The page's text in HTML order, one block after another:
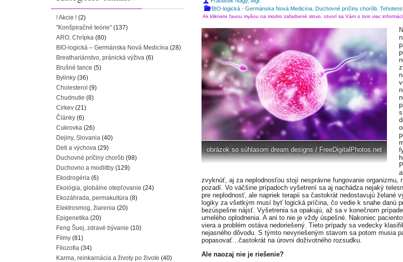
BIO-logická - Germánska Nová Medicína, Duchovné príčiny chorôb,
Ak kliknete ľavou myšou na modro zafarbené slovo, otvorí sa Vám o tom viac
obrázok so súhlasom dream designs / FreeDigitalPhotos.net
zvyknúť, aj za neplodnosťou stojí nesprávne fungovanie organizmu,
pozadí. Vo väčšine prípadoch vyšetrení sa aj nachádza nejaký
pre neplodnosť, ale napriek terapii sa častokrát nedostavujú želané
logiky za všetkým musí byť logická príčina, čo vedie k snahe danú
bezúspešne nájsť. Vyšetrenia sa opakujú, až sa v konečnom
umelého oplodnenia. A ani to nie je vždy úspešné. Nakoniec
viera a problém ostáva nedoriešený. Tieto prípady sa vedecky
nejasného dôvodu. S týmto nevyriešeným stavom sa potom musia
popasovať…častokrát na úrovni doživotného rozsudku.
Ale naozaj nie je riešenie?
! Akcie ! (2)
"Konšpiračné teórie" (137)
ARO, Chrípka (80)
BIO-logická – Germánska Nová Medicína (28)
Breathariánstvo, pránická výživa (6)
Brušné tance (5)
Bylinky (36)
Cholesterol (9)
Chudnutie (8)
Cirkev (21)
Články (6)
Cukrovka (26)
Dejiny, Slovania (40)
Deti a výchova (29)
Duchovné príčiny chorôb (98)
Duchovno a modlitby (129)
Ekodrogéria (6)
Ekológia, globálne otepľovanie (24)
Ekozáhrada, permakultúra (8)
Elektrosmog, žiarenia (20)
Epigenetika (20)
Feng Šuej, zdravé bývanie (10)
Filmy (81)
Filozofia (34)
Karma, reinkarnácia a životy po živote (40)